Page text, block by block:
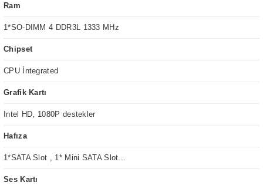
Ram
1*SO-DIMM 4 DDR3L 1333 MHz
Chipset
CPU İntegrated
Grafik Kartı
Intel HD, 1080P destekler
Hafıza
1*SATA Slot , 1* Mini SATA Slot...
Ses Kartı